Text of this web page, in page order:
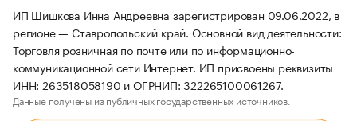
ИП Шишкова Инна Андреевна зарегистрирован 09.06.2022, в
регионе — Ставропольский край. Основной вид деятельности:
Торговля розничная по почте или по информационно-
коммуникационной сети Интернет. ИП присвоены реквизиты
ИНН: 263518058190 и ОГРНИП: 322265100061267.
Данные получены из публичных государственных источников.